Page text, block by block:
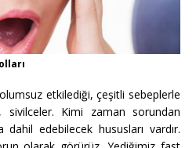
etkilediği, çeşitli sebeplerle
Kimi zaman sorundan
dahil edebilecek hususları vardır.